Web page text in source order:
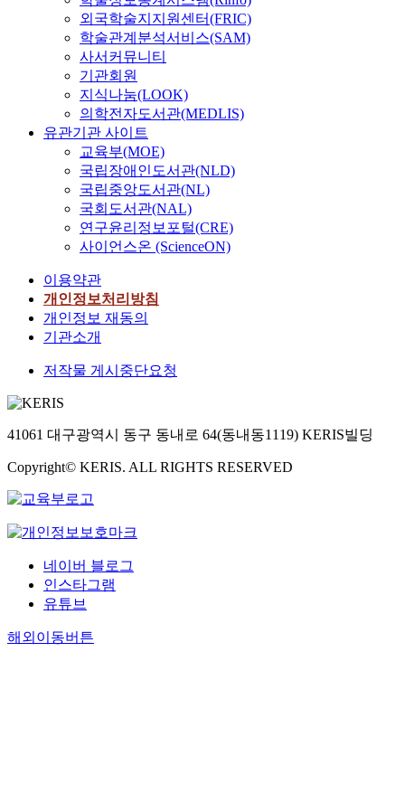
외국학술지지원센터(FRIC)
학술관계분석서비스(SAM)
사서커뮤니티
기관회원
지식나눔(LOOK)
의학전자도서관(MEDLIS)
유관기관 사이트
교육부(MOE)
국립장애인도서관(NLD)
국립중앙도서관(NL)
국회도서관(NAL)
연구윤리정보포털(CRE)
사이언스온 (ScienceON)
이용약관
개인정보처리방침
개인정보 재동의
기관소개
저작물 게시중단요청
41061 대구광역시 동구 동내로 64(동내동1119) KERIS빌딩
Copyright© KERIS. ALL RIGHTS RESERVED
네이버 블로그
인스타그램
유튜브
해외이동버튼